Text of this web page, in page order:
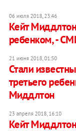
06 июля 2018, 23:46
Кейт
ребенком, -
21 июня 2018, 01:50
​Стали
третьего
Миддлтон
23 апреля 2018, 16:10
Кейт